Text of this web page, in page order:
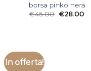
borsa pinko nera
€45.00 €28.00
In offerta!